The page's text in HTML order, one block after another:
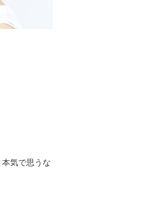
気で思うな